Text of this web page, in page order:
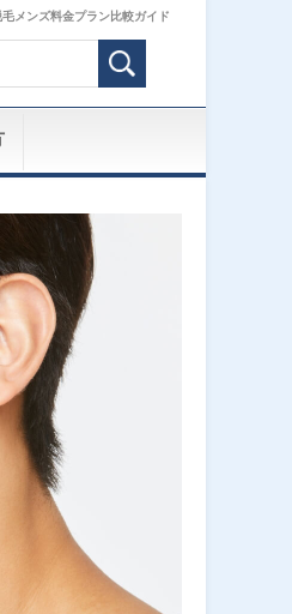
メンズ料金プラン比較ガイド